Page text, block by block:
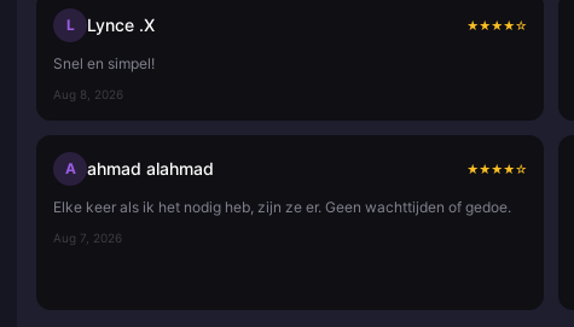
L Lynce .X ★★★★☆
Snel en simpel!
Aug 8, 2026
A ahmad alahmad ★★★★☆
Elke keer als ik het nodig heb, zijn ze er. Geen wachttijden of gedoe.
Aug 7, 2026